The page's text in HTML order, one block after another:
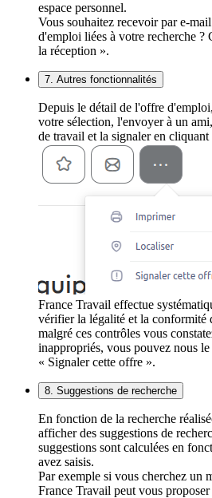
espace personnel.
Vous souhaitez recevoir par e-
d'emploi liées à votre recherche
la réception ».
7. Autres fonctionnalités
Depuis le détail de l'offre
votre sélection, l'envoyer à un
de travail et la signaler en cliquant
France Travail effectue
vérifier la légalité et la conformité
malgré ces contrôles vous
inappropriés, vous pouvez nous
« Signaler cette offre ».
8. Suggestions de recherche
En fonction de la recherche
afficher des suggestions de
suggestions sont calculées en
avez saisis.
Par exemple si vous cherchez un
France Travail peut vous proposer